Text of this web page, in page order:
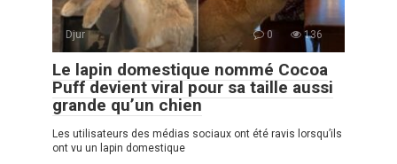
Djur 0 136
Le lapin domestique nommé Cocoa
Puff devient viral pour sa taille aussi
grande qu’un chien
Les utilisateurs des médias sociaux ont été ravis lorsqu’ils
ont vu un lapin domestique